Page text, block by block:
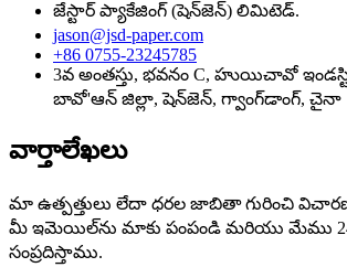
జేస్టార్ ప్యాకేజింగ్ (షెన్‌జెన్) లిమిటెడ్.
jason@jsd-paper.com
+86 0755-23245785
3వ అంతస్తు, భవనం C, హుయిచావో
బావో'ఆన్ జిల్లా, షెన్‌జెన్, గ్వాంగ్‌డాంగ్, చైనా
వార్తాలేఖలు
మా ఉత్పత్తులు లేదా ధరల జాబితా గురించి
మీ ఇమెయిల్‌ను మాకు పంపండి మరియు మేము
సంప్రదిస్తాము.